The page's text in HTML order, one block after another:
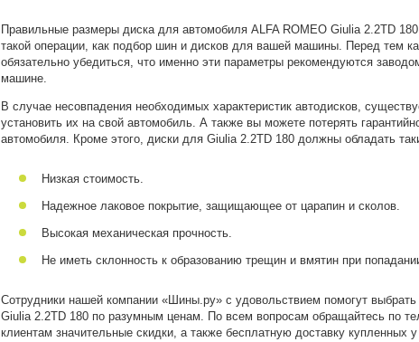
Правильные размеры диска для автомобиля ALFA ROMEO Giulia 2.2TD
такой операции, как подбор шин и дисков для вашей машины. Перед тем
обязательно убедиться, что именно эти параметры рекомендуются
машине.
В случае несовпадения необходимых характеристик автодисков,
установить их на свой автомобиль. А также вы можете потерять
автомобиля. Кроме этого, диски для Giulia 2.2TD 180 должны обладать
Низкая стоимость.
Надежное лаковое покрытие, защищающее от царапин и сколов.
Высокая механическая прочность.
Не иметь склонность к образованию трещин и вмятин при
Сотрудники нашей компании «Шины.ру» с удовольствием помогут
Giulia 2.2TD 180 по разумным ценам. По всем вопросам обращайтесь по
клиентам значительные скидки, а также бесплатную доставку купленных